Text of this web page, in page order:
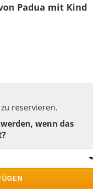
Padua mit Kind
reservieren.
wenn das